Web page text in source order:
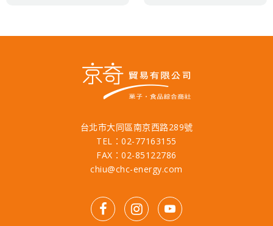
台北市大同區南京西路289號
TEL：02-77163155
FAX：02-85122786
chiu@chc-energy.com